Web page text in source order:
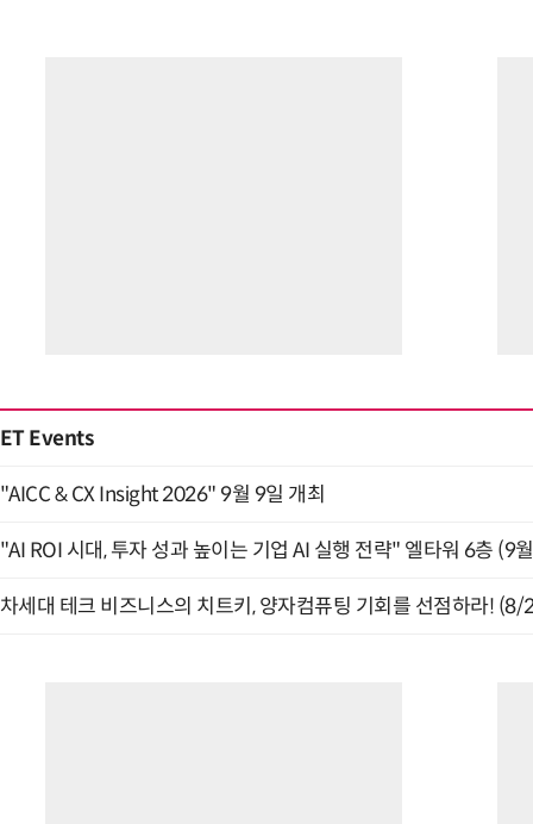
ET Events
"AICC & CX Insight 2026" 9월 9일 개최
"AI ROI 시대, 투자 성과 높이는 기업 AI 실행 전략" 엘타워 6층 (9
차세대 테크 비즈니스의 치트키, 양자컴퓨팅 기회를 선점하라! (8/